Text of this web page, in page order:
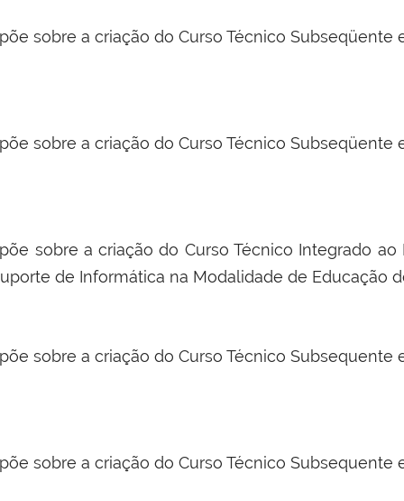
sobre a criação do Curso Técnico Subseqüente
sobre a criação do Curso Técnico Subseqüente
sobre a criação do Curso Técnico Integrado
de Informática na Modalidade de Educação
sobre a criação do Curso Técnico Subsequente
sobre a criação do Curso Técnico Subsequente